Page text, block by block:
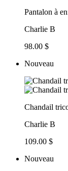
Pantalon à
Charlie B
98.00 $
Nouveau
Chandail
Charlie B
109.00 $
Nouveau